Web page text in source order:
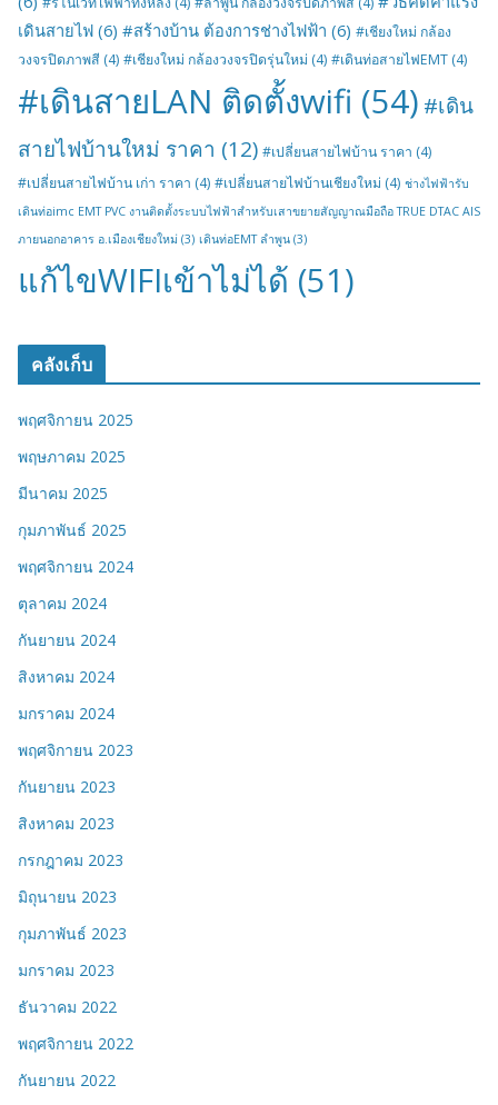
เดินสายไฟ (6) #สร้างบ้าน ต้องการช่างไฟฟ้า (6) #เชียงใหม่ กล้อง
วงจรปิดภาพสี (4) #เชียงใหม่ กล้องวงจรปิดรุ่นใหม่ (4) #เดินท่อสายไฟEMT (4)
#เดินสายLAN ติดตั้งwifi (54) #เดิน
สายไฟบ้านใหม่ ราคา (12) #เปลี่ยนสายไฟบ้าน ราคา (4)
#เปลี่ยนสายไฟบ้าน เก่า ราคา (4) #เปลี่ยนสายไฟบ้านเชียงใหม่ (4) ช่างไฟฟ้ารับ
เดินท่อimc EMT PVC งานติดตั้งระบบไฟฟ้าสำหรับเสาขยายสัญญาณมือถือ TRUE DTAC AIS
ภายนอกอาคาร อ.เมืองเชียงใหม่ (3) เดินท่อEMT ลำพูน (3)
แก้ไขWIFIเข้าไม่ได้ (51)
คลังเก็บ
พฤศจิกายน 2025
พฤษภาคม 2025
มีนาคม 2025
กุมภาพันธ์ 2025
พฤศจิกายน 2024
ตุลาคม 2024
กันยายน 2024
สิงหาคม 2024
มกราคม 2024
พฤศจิกายน 2023
กันยายน 2023
สิงหาคม 2023
กรกฎาคม 2023
มิถุนายน 2023
กุมภาพันธ์ 2023
มกราคม 2023
ธันวาคม 2022
พฤศจิกายน 2022
กันยายน 2022